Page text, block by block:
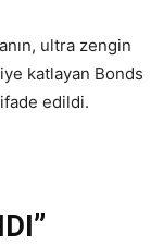
ultra zengin
katlayan Bonds
edildi.